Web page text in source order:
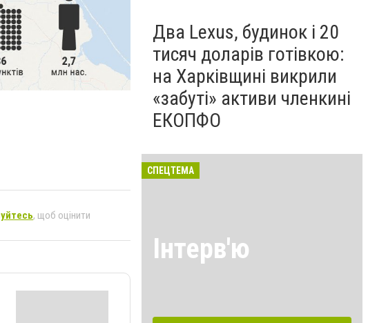
, щоб оцінити
Два Lexus, будинок і 20
тисяч доларів готівкою:
на Харківщині викрили
«забуті» активи членкині
ЕКОПФО
СПЕЦТЕМА
Інтерв'ю